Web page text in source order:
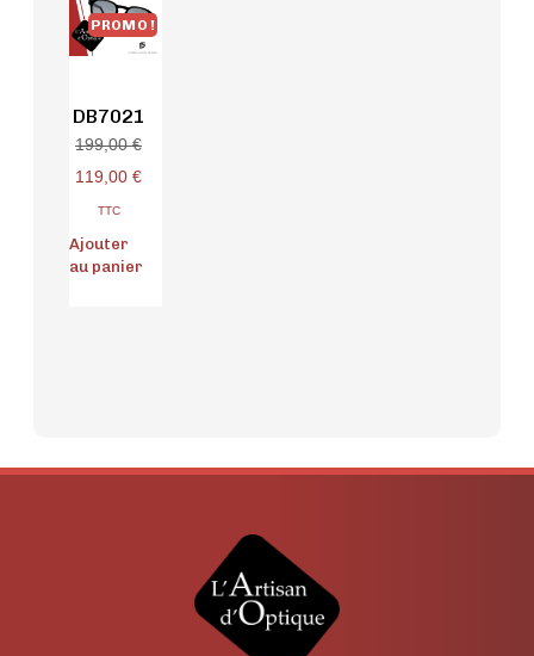
PROMO !
DB7021
199,00€
119,00 €
TTC
Ajouter
au panier